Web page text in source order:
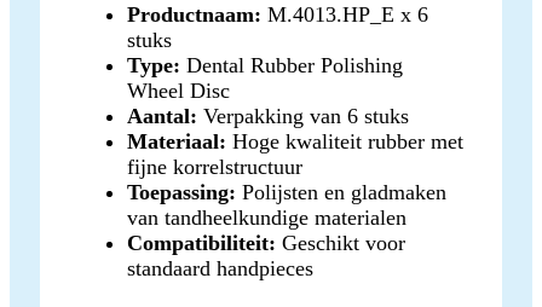
Productnaam: M.4013.HP_E x 6
stuks
Type: Dental Rubber Polishing
Wheel Disc
Aantal: Verpakking van 6 stuks
Materiaal: Hoge kwaliteit rubber met
fijne korrelstructuur
Toepassing: Polijsten en gladmaken
van tandheelkundige materialen
Compatibiliteit: Geschikt voor
standaard handpieces